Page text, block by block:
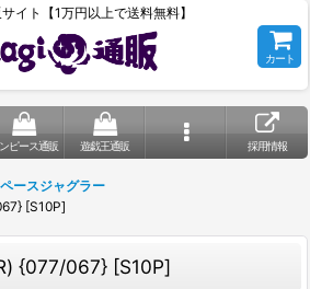
イト【1万円以上で送料無料】
カート
ピース通販 遊戯王通販 採用情報
ースジャグラー
[S10P]
{077/067} [S10P]